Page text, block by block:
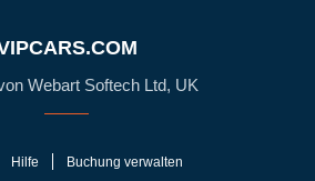
Webart Softech Ltd, UK
Hilfe Buchung verwalten